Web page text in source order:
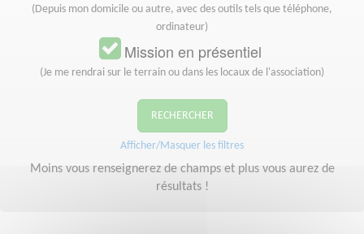
(Depuis mon domicile ou autre, avec des outils tels que téléphone,
ordinateur)
Mission en présentiel
(Je me rendrai sur le terrain ou dans les locaux de l'association)
RECHERCHER
Afficher/Masquer les filtres
Moins vous renseignerez de champs et plus vous aurez de
résultats !